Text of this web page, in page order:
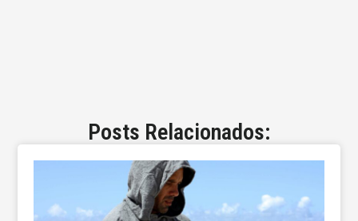
Posts Relacionados: